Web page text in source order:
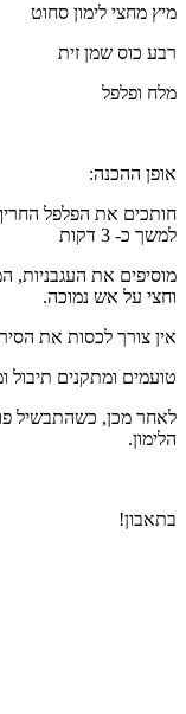
מיץ מחצי לימון סחוט
רבע כוס שמן זית
מלח ופלפל
אופן ההכנה:
חותכים את הפלפל
למשך כ- 3 דקות
מוסיפים את העגבניות,
וחצי על אש נמוכה.
אין צורך לכסות את
טועמים ומתקנים תיבול
לאחר מכן, כשהתבשיל
הלימון.
בתאבון!